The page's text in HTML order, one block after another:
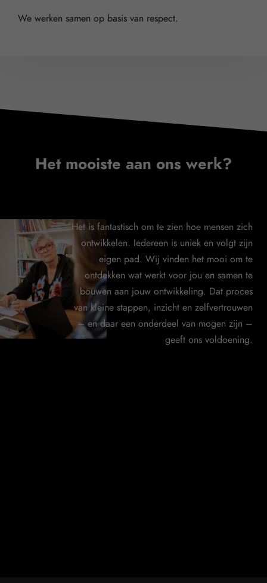
We werken samen op basis van respect.
Het mooiste aan ons werk?
Het is fantastisch om te zien hoe mensen zich
ontwikkelen. Iedereen is uniek en volgt zijn
eigen pad. Wij vinden het mooi om te
ontdekken wat werkt voor jou en samen te
bouwen aan jouw ontwikkeling. Dat proces
van kleine stappen, inzicht en zelfvertrouwen
– en daar een onderdeel van mogen zijn –
geeft ons voldoening.